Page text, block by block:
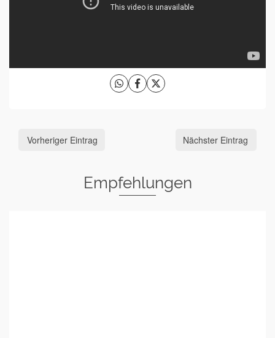
Vorheriger Eintrag Nächster Eintrag
Empfehlungen